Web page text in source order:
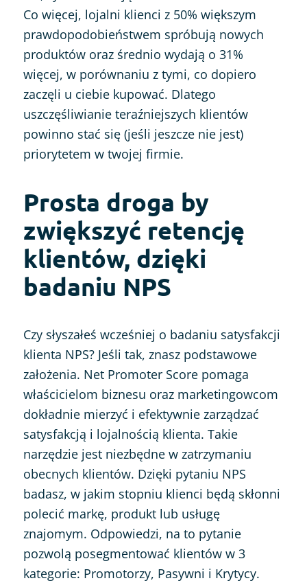
Co więcej, lojalni klienci z 50% większym
prawdopodobieństwem spróbują nowych
produktów oraz średnio wydają o 31%
więcej, w porównaniu z tymi, co dopiero
zaczęli u ciebie kupować. Dlatego
uszczęśliwianie teraźniejszych klientów
powinno stać się (jeśli jeszcze nie jest)
priorytetem w twojej firmie.
Prosta droga by
zwiększyć retencję
klientów, dzięki
badaniu NPS
Czy słyszałeś wcześniej o badaniu satysfakcji
klienta NPS? Jeśli tak, znasz podstawowe
założenia. Net Promoter Score pomaga
właścicielom biznesu oraz marketingowcom
dokładnie mierzyć i efektywnie zarządzać
satysfakcją i lojalnością klienta. Takie
narzędzie jest niezbędne w zatrzymaniu
obecnych klientów. Dzięki pytaniu NPS
badasz, w jakim stopniu klienci będą skłonni
polecić markę, produkt lub usługę
znajomym. Odpowiedzi, na to pytanie
pozwolą posegmentować klientów w 3
kategorie: Promotorzy, Pasywni i Krytycy.